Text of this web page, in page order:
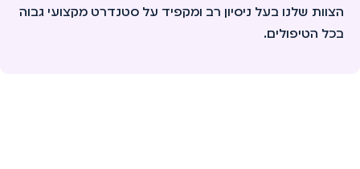
הצוות שלנו בעל ניסיון רב ומקפיד על סטנדרט מקצועי גבוה
בכל הטיפולים.